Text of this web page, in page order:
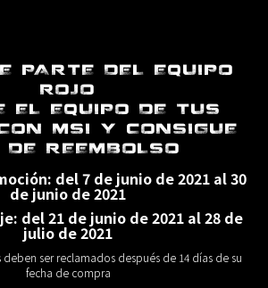
PARTE DEL EQUIPO
ROJO
EL EQUIPO DE TUS
MSI Y CONSIGUE
REEMBOLSO
del 7 de junio de 2021 al 30
de junio de 2021
del 21 de junio de 2021 al 28 de
julio de 2021
ser reclamados después de 14 días de su
fecha de compra